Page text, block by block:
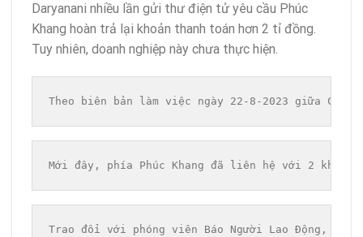
Daryanani nhiều lần gửi thư điện tử yêu cầu Phúc
Khang hoàn trả lại khoản thanh toán hơn 2 tỉ đồng.
Tuy nhiên, doanh nghiệp này chưa thực hiện.
Theo biên bản làm việc ngày 22-8-2023 giữa
Mới đây, phía Phúc Khang đã liên hệ với 2
Trao đổi với phóng viên Báo Người Lao Động, bà